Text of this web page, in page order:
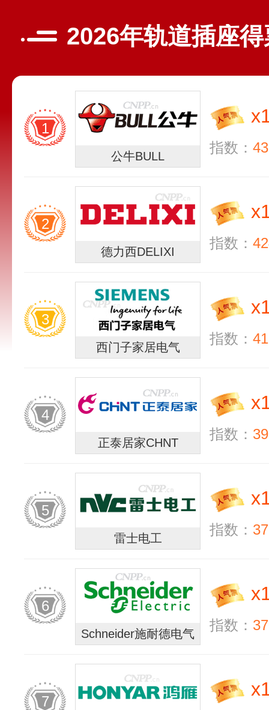
2026年轨道插座
1
公牛BULL
x
指数：
2
德力西DELIXI
x
指数：
3
西门子家居电气
x
指数：
4
正泰居家CHNT
x
指数：
5
雷士电工
x
指数：
6
Schneider施耐德电气
x
指数：
7
x